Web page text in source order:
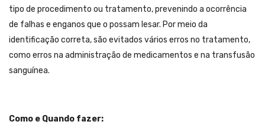
tipo de procedimento ou tratamento, prevenindo a ocorrência
de falhas e enganos que o possam lesar. Por meio da
identificação correta, são evitados vários erros no tratamento,
como erros na administração de medicamentos e na transfusão
sanguínea.
Como e Quando fazer: